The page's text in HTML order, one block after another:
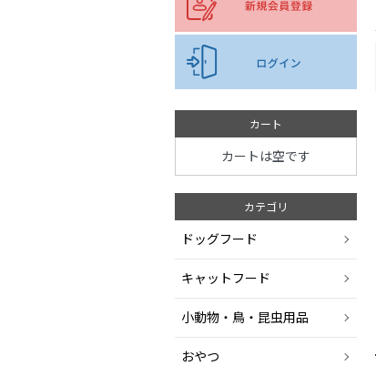
キャットフード
おやつ
食器・水飲み
カート
カートは空です
カテゴリ
ドッグフード
キャットフード
小動物・鳥・昆虫用品
おやつ